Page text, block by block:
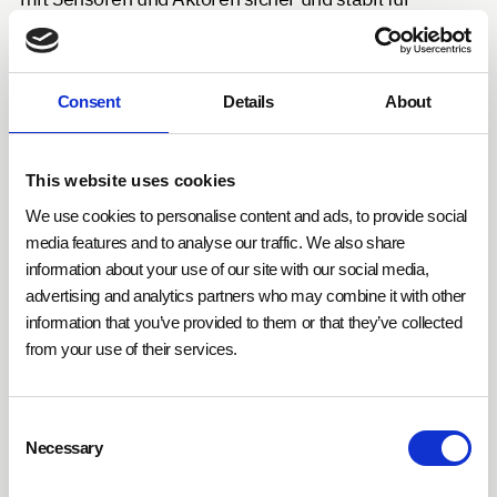
Consent Details About
This website uses cookies
We use cookies to personalise content and ads, to provide social
media features and to analyse our traffic. We also share
information about your use of our site with our social media,
advertising and analytics partners who may combine it with other
information that you’ve provided to them or that they’ve collected
from your use of their services.
Selection
Necessary
mehrere hundert oder tausende Teilnehmer
bereitzustellen.
Die bisherige Ansteuerung von „intelligenten“ HLK-
Komponenten verläuft zum großen Teil immer noch
Bluetooth® Low Energy Technologie für den Aufbau
seines Gebäude-Meshs, welches für den
Datendurchsatz und die Verknüpfung von Aktoren und
Sensoren sowie für die kabellose
Informationsübertragung in Gebäuden optimiert ist.
Das Bluetooth®-Mesh wurde als Open Source
Software (OSS) veröffentlicht und ermöglicht
Herstellern aus unterschiedlichen Bereichen die
Um die NovoCon®-S-Ventile anzusteuern, wurde eine